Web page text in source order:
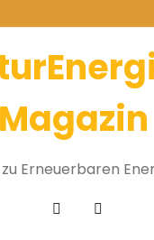
Magazin
Erneuerbaren